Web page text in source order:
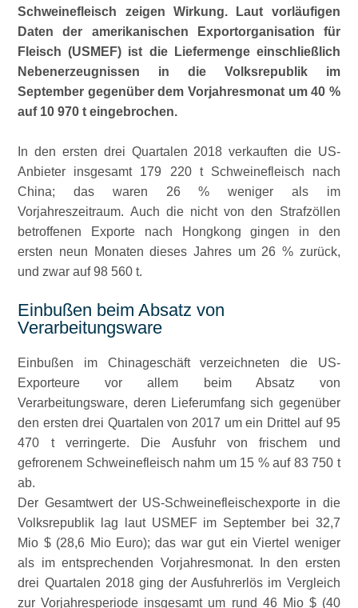
Schweinefleisch zeigen Wirkung. Laut vorläufigen
Daten der amerikanischen Exportorganisation für
Fleisch (USMEF) ist die Liefermenge einschließlich
Nebenerzeugnissen in die Volksrepublik im
September gegenüber dem Vorjahresmonat um 40 %
auf 10 970 t eingebrochen.
In den ersten drei Quartalen 2018 verkauften die US-
Anbieter insgesamt 179 220 t Schweinefleisch nach
China; das waren 26 % weniger als im
Vorjahreszeitraum. Auch die nicht von den Strafzöllen
betroffenen Exporte nach Hongkong gingen in den
ersten neun Monaten dieses Jahres um 26 % zurück,
und zwar auf 98 560 t.
Einbußen beim Absatz von
Verarbeitungsware
Einbußen im Chinageschäft verzeichneten die US-
Exporteure vor allem beim Absatz von
Verarbeitungsware, deren Lieferumfang sich gegenüber
den ersten drei Quartalen von 2017 um ein Drittel auf 95
470 t verringerte. Die Ausfuhr von frischem und
gefrorenem Schweinefleisch nahm um 15 % auf 83 750 t
ab.
Der Gesamtwert der US-Schweinefleischexporte in die
Volksrepublik lag laut USMEF im September bei 32,7
Mio $ (28,6 Mio Euro); das war gut ein Viertel weniger
als im entsprechenden Vorjahresmonat. In den ersten
drei Quartalen 2018 ging der Ausfuhrerlös im Vergleich
zur Vorjahresperiode insgesamt um rund 46 Mio $ (40